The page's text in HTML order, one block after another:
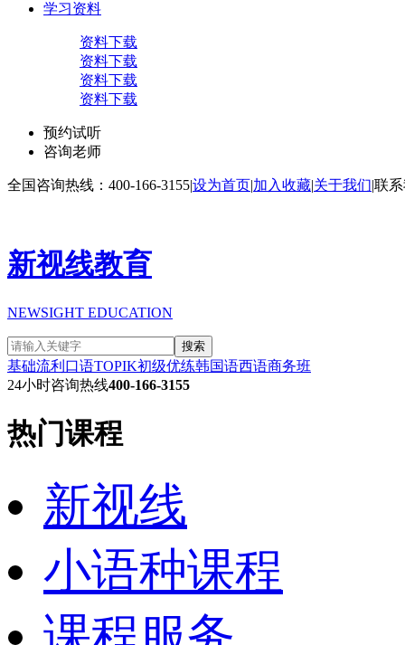
学习资料
资料下载
资料下载
资料下载
资料下载
预约试听
咨询老师
全国咨询热线：400-166-3155|设为首页|加入收藏|关于我们|联
新视线教育
NEWSIGHT EDUCATION
搜索
基础流利口语TOPIK初级优练韩国语西语商务班
24小时咨询热线400-166-3155
热门课程
新视线
小语种课程